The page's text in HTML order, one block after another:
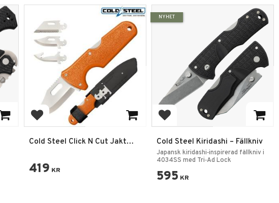
Lägg till i favoriter
Cold Steel Click N Cut Jakt
419 KR
Lägg till i favoriter
Cold Steel Kiridashi – Fällkniv
Japansk kiridashi‑inspirerad fällkniv i
4034SS med Tri‑Ad Lock
595 KR
NYHET